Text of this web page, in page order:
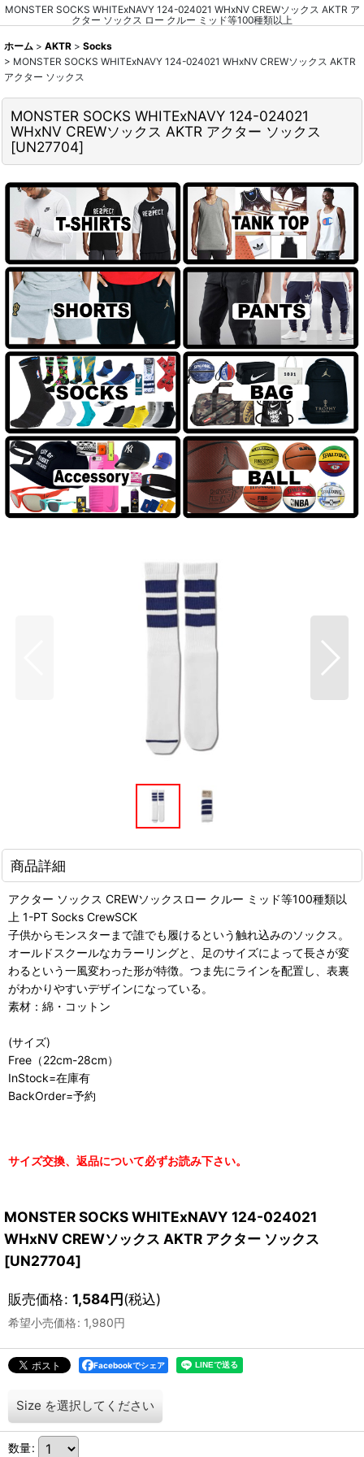
MONSTER SOCKS WHITExNAVY 124-024021 WHxNV CREWソックス AKTR ア
クター ソックス ロー クルー ミッド等100種類以上
ホーム > AKTR > Socks
> MONSTER SOCKS WHITExNAVY 124-024021 WHxNV CREWソックス AKTR
アクター ソックス
MONSTER SOCKS WHITExNAVY 124-024021
WHxNV CREWソックス AKTR アクター ソックス
[UN27704]
商品詳細
アクター ソックス CREWソックスロー クルー ミッド等100種類以
上 1-PT Socks CrewSCK
子供からモンスターまで誰でも履けるという触れ込みのソックス。
オールドスクールなカラーリングと、足のサイズによって長さが変
わるという一風変わった形が特徴。つま先にラインを配置し、表裏
がわかりやすいデザインになっている。
素材：綿・コットン
(サイズ)
Free（22cm-28cm）
InStock=在庫有
BackOrder=予約
サイズ交換、返品について必ずお読み下さい。
MONSTER SOCKS WHITExNAVY 124-024021
WHxNV CREWソックス AKTR アクター ソックス
[UN27704]
販売価格: 1,584円(税込)
希望小売価格: 1,980円
Facebookでシェア
Size を選択してください
数量: